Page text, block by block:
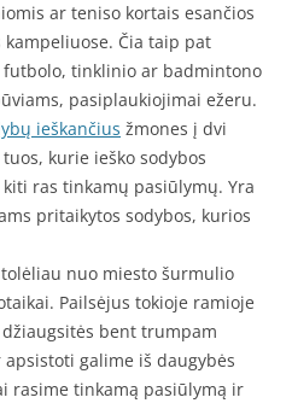
ar teniso kortais esančios
Čia taip pat
tinklinio ar badmintono
pasiplaukiojimai ežeru.
ieškančius žmones į dvi
kurie ieško sodybos
ras tinkamų pasiūlymų. Yra
pritaikytos sodybos, kurios
nuo miesto šurmulio
Pailsėjus tokioje ramioje
bent trumpam
galime iš daugybės
rasime tinkamą pasiūlymą ir